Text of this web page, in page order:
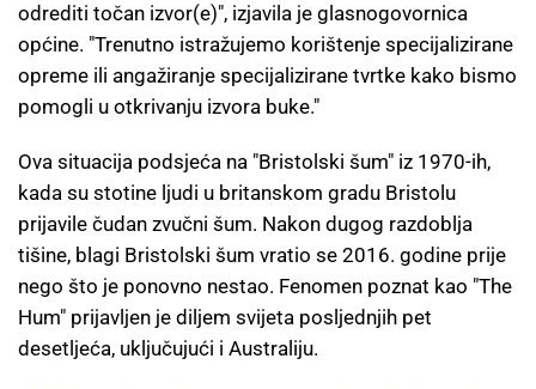
odrediti točan izvor(e)", izjavila je glasnogovornica
općine. "Trenutno istražujemo korištenje specijalizirane
opreme ili angažiranje specijalizirane tvrtke kako bismo
pomogli u otkrivanju izvora buke."
Ova situacija podsjeća na "Bristolski šum" iz 1970-ih,
kada su stotine ljudi u britanskom gradu Bristolu
prijavile čudan zvučni šum. Nakon dugog razdoblja
tišine, blagi Bristolski šum vratio se 2016. godine prije
nego što je ponovno nestao. Fenomen poznat kao "The
Hum" prijavljen je diljem svijeta posljednjih pet
desetljeća, uključujući i Australiju.